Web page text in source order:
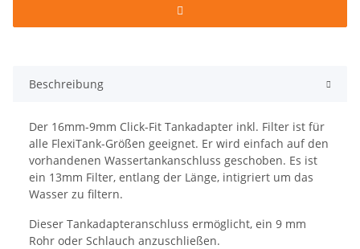
Beschreibung
Der 16mm-9mm Click-Fit Tankadapter inkl. Filter ist für
alle FlexiTank-Größen geeignet. Er wird einfach auf den
vorhandenen Wassertankanschluss geschoben. Es ist
ein 13mm Filter, entlang der Länge, intigriert um das
Wasser zu filtern.
Dieser Tankadapteranschluss ermöglicht, ein 9 mm
Rohr oder Schlauch anzuschließen.